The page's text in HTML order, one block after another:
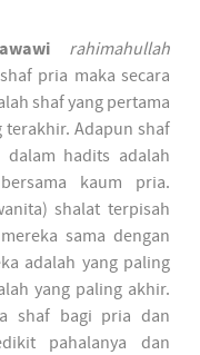
rahimahullah
pria maka secara
shaf yang pertama
terakhir. Adapun shaf
dalam hadits adalah
kaum pria.
shalat terpisah
sama dengan
adalah yang paling
yang paling akhir.
shaf bagi pria dan
pahalanya dan